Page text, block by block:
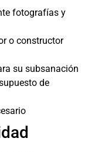
fotografías y
o constructor
su subsanación
de